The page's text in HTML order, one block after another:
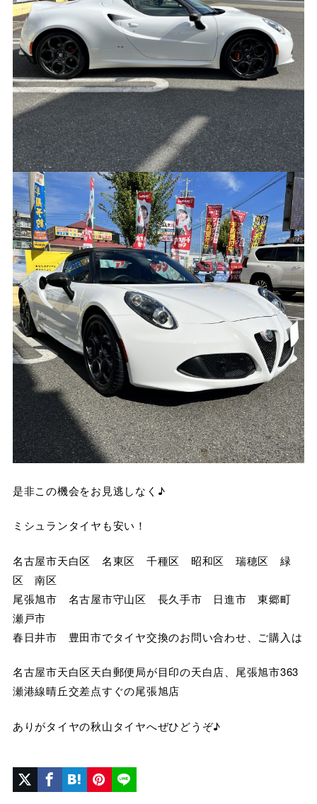
是非この機会をお見逃しなく♪
ミシュランタイヤも安い！
名古屋市天白区 名東区 千種区 昭和区 瑞穂区 緑
区 南区
尾張旭市 名古屋市守山区 長久手市 日進市 東郷町
瀬戸市
春日井市 豊田市でタイヤ交換のお問い合わせ、ご購入は
名古屋市天白区天白郵便局が目印の天白店、尾張旭市363
瀬港線晴丘交差点すぐの尾張旭店
ありがタイヤの秋山タイヤへぜひどうぞ♪